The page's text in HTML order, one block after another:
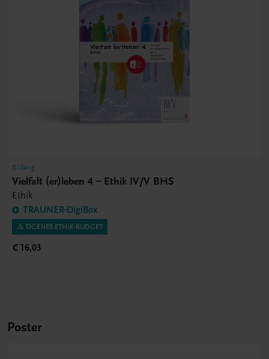
Bildung
Vielfalt (er)leben 4 – Ethik IV/V BHS
Ethik
TRAUNER-DigiBox
⚠️ EIGENES ETHIK-BUDGET
€ 16,03
Poster